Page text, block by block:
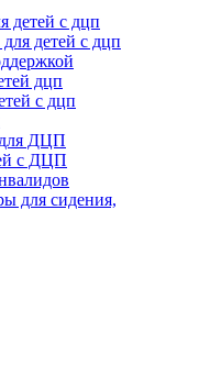
детей с дцп
детей с дцп
дцп
с дцп
для ДЦП
с ДЦП
для сидения,